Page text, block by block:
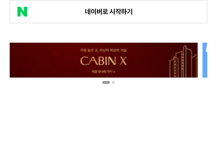
네이버로 시작하기